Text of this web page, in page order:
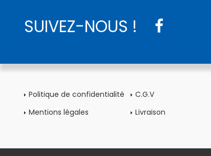
SUIVEZ-NOUS !
Politique de confidentialité
C.G.V
Mentions légales
Livraison